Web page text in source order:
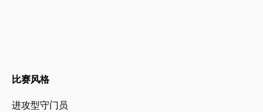
比赛风格
进攻型守门员